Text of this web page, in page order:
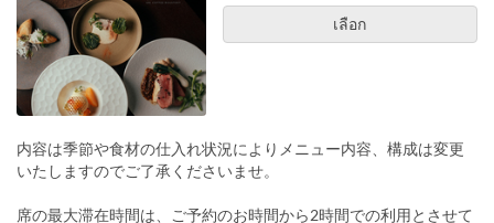
เลือก
内容は季節や食材の仕入れ状況によりメニュー内容、構成は変更
いたしますのでご了承くださいませ。
席の最大滞在時間は、ご予約のお時間から2時間での利用とさせて